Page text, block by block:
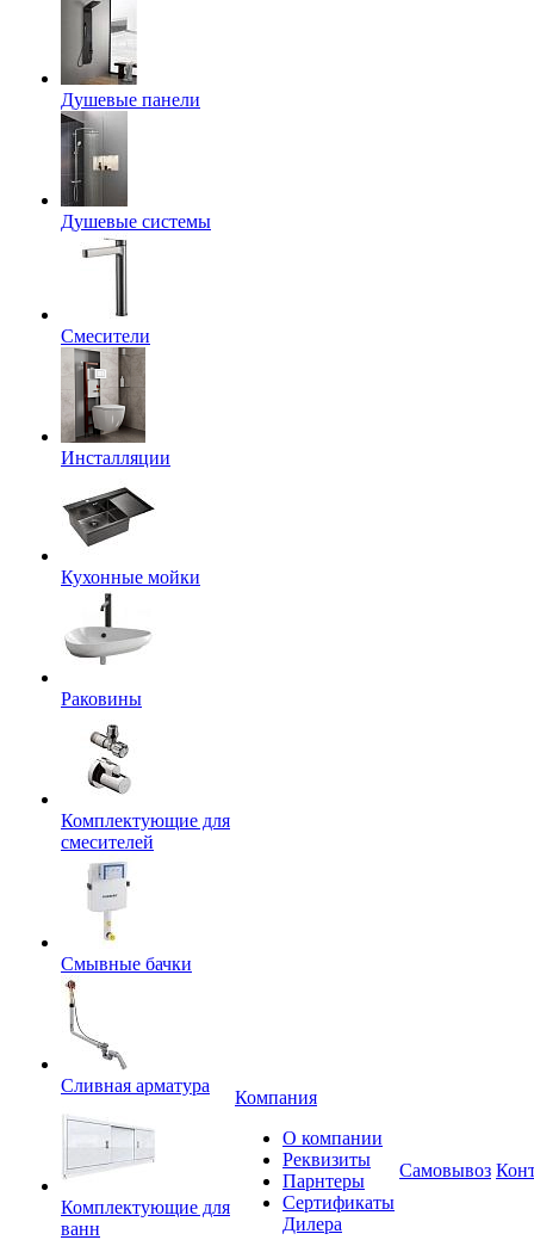
Душевые панели
Душевые системы
Смесители
Инсталляции
Кухонные мойки
Раковины
Комплектующие для
смесителей
Смывные бачки
Сливная арматура
Комплектующие для
ванн
Компания
О компании
Реквизиты
Парнтеры
Сертификаты
Дилера
Самовывоз